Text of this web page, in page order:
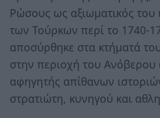
Ρώσους ως αξιωματικός του
των Τούρ­κων περί το 1740-
αποσύρθηκε στα κτήματά
στην πε­ριοχή του
αφηγητής απίθανων
στρατιώτη, κυνηγού και